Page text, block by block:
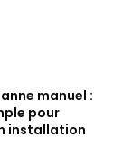
manuel :
pour
installation